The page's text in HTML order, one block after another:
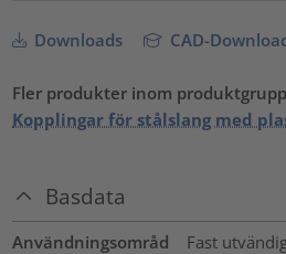
Downloads CAD-
Fler produkter inom
Kopplingar för stålslang med
Basdata
Användningsområd
Fast